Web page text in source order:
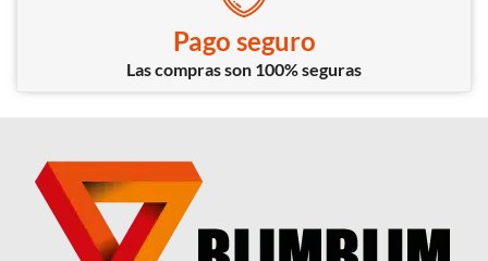
Pago seguro
Las compras son 100% seguras